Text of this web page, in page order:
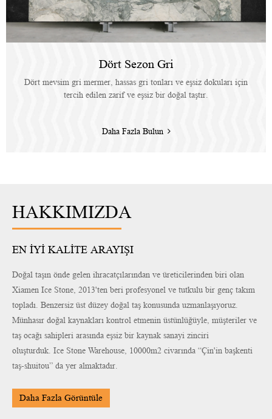
Dört Sezon Gri
Dört mevsim gri mermer, hassas gri tonları ve eşsiz dokuları için
tercih edilen zarif ve eşsiz bir doğal taştır.
Daha Fazla Bulun
HAKKIMIZDA
EN IYI KALITE ARAYIŞI
Doğal taşın önde gelen ihracatçılarından ve üreticilerinden biri olan
Xiamen Ice Stone, 2013'ten beri profesyonel ve tutkulu bir genç takım
topladı. Benzersiz üst düzey doğal taş konusunda uzmanlaşıyoruz.
Münhasır doğal kaynakları kontrol etmenin üstünlüğüyle, müşteriler ve
taş ocağı sahipleri arasında eşsiz bir kaynak sanayi zinciri
oluşturduk. Ice Stone Warehouse, 10000m2 civarında “Çin'in başkenti
taş-shuitou” da yer almaktadır.
Daha Fazla Görüntüle